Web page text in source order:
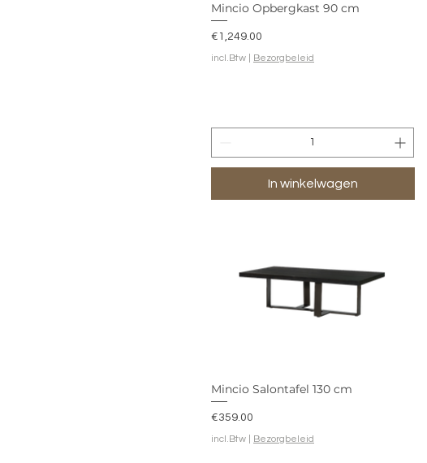
Mincio Opbergkast 90 cm
Prijs
€1,249.00
incl.Btw Bezorgbeleid
In winkelwagen
Mincio Salontafel 130 cm
Prijs
€359.00
incl.Btw Bezorgbeleid